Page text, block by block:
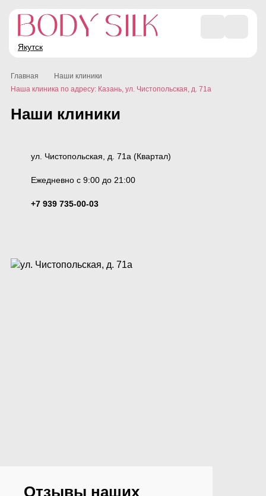
Якутск
Главная
Наши клиники
Наша клиника по адресу: Казань, ул. Чистопольская, д. 71а
Наши клиники
ул. Чистопольская, д. 71а (Квартал)
Ежедневно с 9:00 до 21:00
+7 939 735-00-03
Отзывы наших